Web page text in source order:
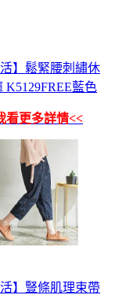
活】鬆緊腰刺繡休
K5129FREE藍色
看更多詳情<<
活】豎條肌理束帶